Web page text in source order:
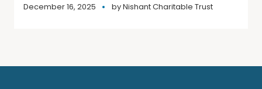
December 16, 2025 byNishant Charitable Trust